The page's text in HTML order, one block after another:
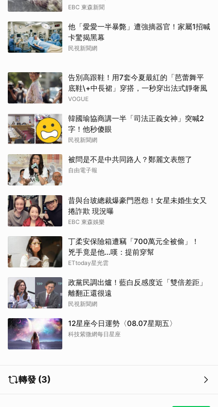
EBC 東森新聞
他「愛愛一半暴斃」遭強摘器官！家屬1招喊
卡驚揭黑幕
民視新聞網
告別高跟鞋！用7套今夏最紅的「芭蕾舞平
底鞋\+中長裙」穿搭，一秒穿出法式靜奢風
VOGUE
韓國瑜協商講一半「司法正義女神」突喊2
字！他秒傻眼
民視新聞網
被問是不是中共同路人？鄭麗文表態了
自由電子報
昔與台玻總裁爆豪門恩怨！女星未婚生女又
捲詐欺 現況曝
EBC 東森娛樂
丁柔安保險箱遭竊「700萬元全被偷」！
兇手竟是他...嘆：提前穿幫
ETtoday星光雲
政黨民調出爐！藍白反感度近「雙倍差距」
離翻正還很遠
民視新聞網
12星座今日運勢〈08.07星期五〉
科技紫微網每日星座
轉發 (3)